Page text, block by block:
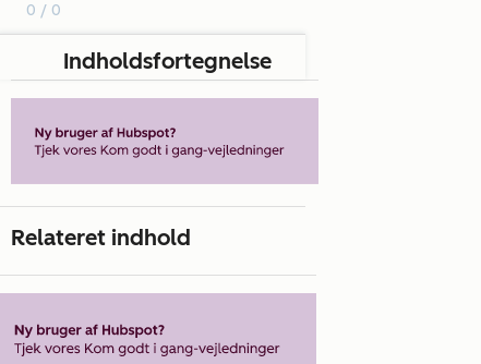
0 / 0
Indholdsfortegnelse
Relateret indhold